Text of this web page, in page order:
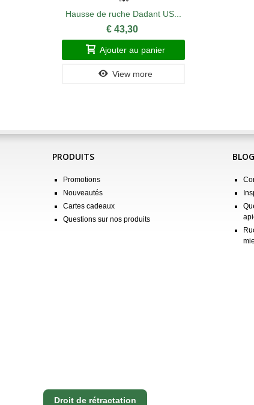
Hausse de ruche Dadant US...
€ 43,30
Ajouter au panier
View more
PRODUITS
Promotions
Nouveautés
Cartes cadeaux
Questions sur nos produits
BLOG
Droit de rétractation